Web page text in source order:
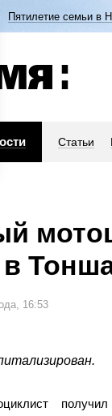
Пятилетие семьи в
Статьи
16:53